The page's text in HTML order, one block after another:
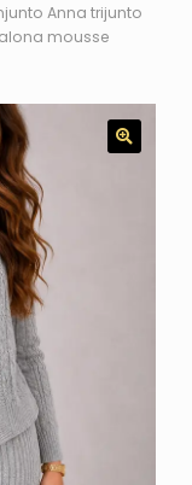
Anna trijunto
mousse